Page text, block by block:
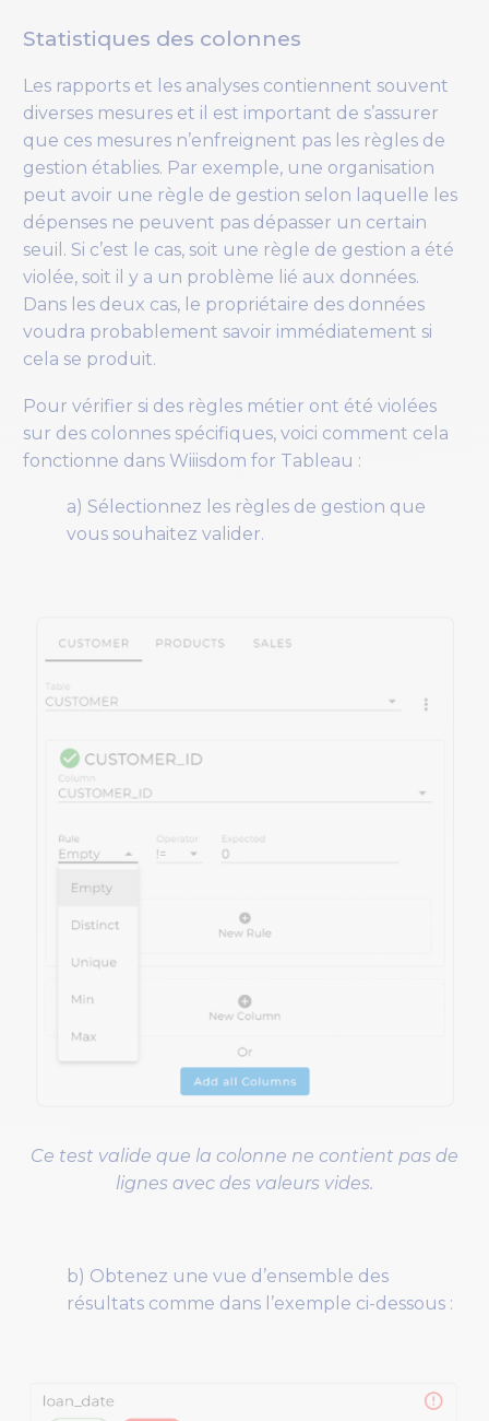
Statistiques des colonnes
Les rapports et les analyses contiennent souvent
diverses mesures et il est important de s’assurer
que ces mesures n’enfreignent pas les règles de
gestion établies. Par exemple, une organisation
peut avoir une règle de gestion selon laquelle les
dépenses ne peuvent pas dépasser un certain
seuil. Si c’est le cas, soit une règle de gestion a été
violée, soit il y a un problème lié aux données.
Dans les deux cas, le propriétaire des données
voudra probablement savoir immédiatement si
cela se produit.
Pour vérifier si des règles métier ont été violées
sur des colonnes spécifiques, voici comment cela
fonctionne dans Wiiisdom for Tableau :
a) Sélectionnez les règles de gestion que
vous souhaitez valider.
Ce test valide que la colonne ne contient pas de
lignes avec des valeurs vides.
b) Obtenez une vue d’ensemble des
résultats comme dans l’exemple ci-dessous :